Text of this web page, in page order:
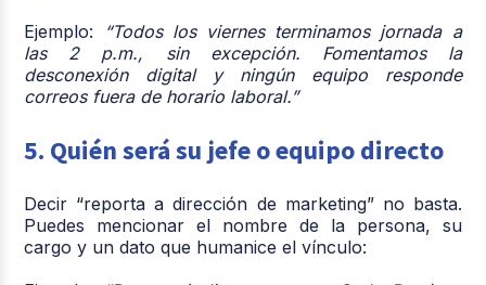
Ejemplo:
“Todos los viernes terminamos jornada a
las 2 p.m., sin excepción. Fomentamos la
desconexión digital y ningún equipo responde
correos fuera de horario laboral.”
5. Quién será su jefe o equipo directo
Decir “reporta a dirección de marketing” no basta.
Puedes mencionar el nombre de la persona, su
cargo y un dato que humanice el vínculo: